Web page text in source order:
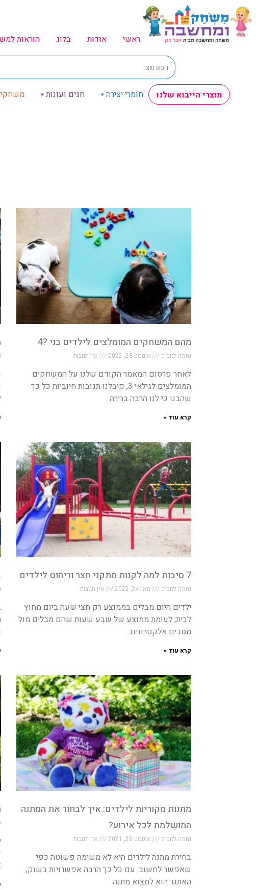
ראשי אודות בלוג הוראות
מוצרי הייבוא שלנו חומרי יצירה חגים ועונות
מהם המשחקים המומלצים לילדים בני ?4
נחמה לזוביק אוגוסט 28, 2022 אין תגובות
לאחר פרסום המאמר הקודם שלנו על המשחקים
המומלצים לגילאי 3, קיבלנו תגובות חיוביות כל כך
שהבנו כי לנו הרבה ברירה
קרא עוד »
7 סיבות למה לקנות מתקני חצר וריהוט לילדים
נחמה לזוביק מאי 24, 2022 אין תגובות
ילדים היום מבלים בממוצע רק חצי שעה ביום מחוץ
לבית, לעומת ממוצע של שבע שעות שהם מבלים מול
מסכים אלקטרונים.
קרא עוד »
מתנות מקוריות לילדים: איך לבחור את המתנה
המושלמת לכל אירוע?
נחמה לזוביק אוגוסט 29, 2021 אין תגובות
בחירת מתנה לילדים היא לא משימה פשוטה כפי
שאפשר לחשוב. עם כל כך הרבה אפשרויות בשוק,
האתגר הוא למצוא מתנה